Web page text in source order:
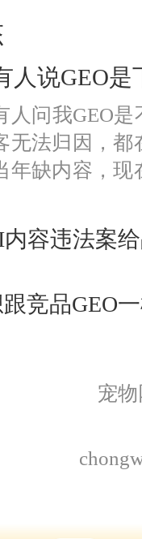
人说GEO
人问我GEO
无法归因，都
年缺内容，现
功夫。
容违法案
竞品GEO
宠